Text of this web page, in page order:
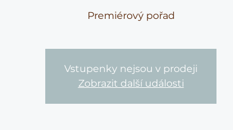
Premiérový pořad
Vstupenky nejsou v prodeji
Zobrazit další události